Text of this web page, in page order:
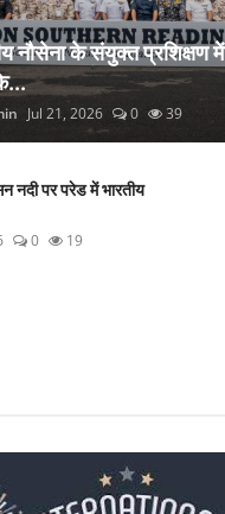
नौसेना के संयुक्त प्रशिक्षण
Jul 21, 2026 0 39
पर परेड में भारतीय
0 19